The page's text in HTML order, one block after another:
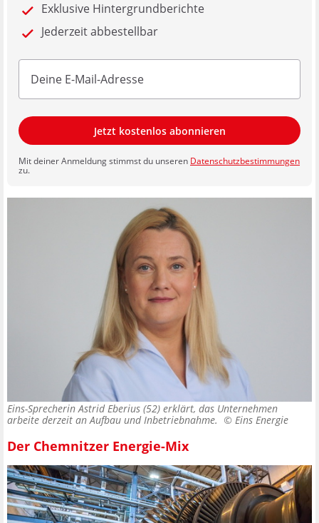
Exklusive Hintergrundberichte
Jederzeit abbestellbar
Jetzt kostenlos abonnieren
Mit deiner Anmeldung stimmst du unseren Datenschutzbestimmungen
zu.
Eins-Sprecherin Astrid Eberius (52) erklärt, das Unternehmen
arbeite derzeit an Aufbau und Inbetriebnahme. © Eins Energie
Der Chemnitzer Energie-Mix